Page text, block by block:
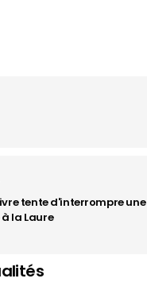
tente d'interrompre une
la Laure